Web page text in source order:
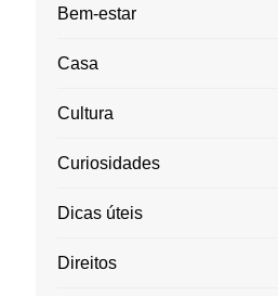
Bem-estar
Casa
Cultura
Curiosidades
Dicas úteis
Direitos